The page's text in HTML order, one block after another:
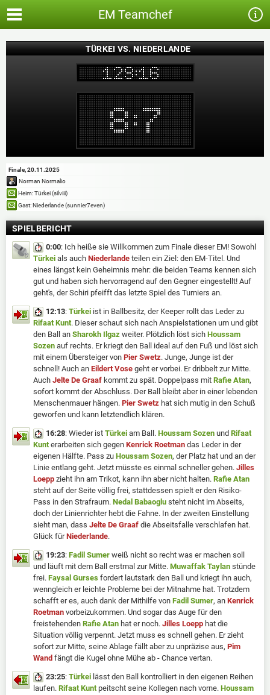
EM Teamchef
TÜRKEI VS. NIEDERLANDE
Finale, 20.11.2025
Norman Normalio
Heim: Türkei (silviii)
Gast: Niederlande (sunnier7even)
SPIELBERICHT
0:00: Ich heiße sie Willkommen zum Finale dieser EM! Sowohl
Türkei als auch Niederlande teilen ein Ziel: den EM-Titel. Und
eines längst kein Geheimnis mehr: die beiden Teams kennen sich
gut und haben sich hervorragend auf den Gegner eingestellt! Auf
geht's, der Schiri pfeifft das letzte Spiel des Turniers an.
12:13: Türkei ist in Ballbesitz, der Keeper rollt das Leder zu
Rifaat Kunt. Dieser schaut sich nach Anspielstationen um und gibt
den Ball an Sharokh Ilgaz weiter. Plötzlich löst sich Houssam
Sozen auf rechts. Er kriegt den Ball ideal auf den Fuß und löst sich
mit einem Übersteiger von Pier Swetz. Junge, Junge ist der
schnell! Auch an Eildert Vose geht er vorbei. Er dribbelt zur Mitte.
Auch Jelte De Graaf kommt zu spät. Doppelpass mit Rafie Atan,
sofort kommt der Abschluss. Der Ball bleibt aber in einer lebenden
Menschenmauer hängen. Pier Swetz hat sich mutig in den Schuß
geworfen und kann letztendlich klären.
16:28: Wieder ist Türkei am Ball. Houssam Sozen und Rifaat
Kunterarbeiten sich gegen Kenrick Roetman das Leder in der
eigenen Hälfte. Pass zu Houssam Sozen, der Platz hat und an der
Linie entlang geht. Jetzt müsste es einmal schneller gehen. Jilles
Loepp zieht ihn am Trikot, kann ihn aber nicht halten. Rafie Atan
steht auf der Seite völlig frei, stattdessen spielt er den Risiko-
Pass in den Strafraum. Nedal Babaoglu steht nicht im Abseits,
doch der Linienrichter hebt die Fahne. In der zweiten Einstellung
sieht man, dass Jelte De Graaf die Abseitsfalle verschlafen hat.
Glück fürNiederlande.
19:23: Fadil Sumer weiß nicht so recht was er machen soll
und läuft mit dem Ball erstmal zur Mitte. Muwaffak Taylan stünde
frei. Faysal Gurses fordert lautstark den Ball und kriegt ihn auch,
wenngleich er leichte Probleme bei der Mitnahme hat. Trotzdem
schafft er es, auch dank der Mithilfe von Fadil Sumer, an Kenrick
Roetman vorbeizukommen. Und sogar das Auge für den
freistehenden Rafie Atan hat er noch. Jilles Loepp hat die
Situation völlig verpennt. Jetzt muss es schnell gehen. Er zieht
sofort zur Mitte, seine Ablage fällt aber zu unpräzise aus, Pim
Wand fängt die Kugel ohne Mühe ab - Chance vertan.
23:25: Türkei lässt den Ball kontrolliert in den eigenen Reihen
laufen. Rifaat Kuntpeitscht seine Kollegen nach vorne. Houssam